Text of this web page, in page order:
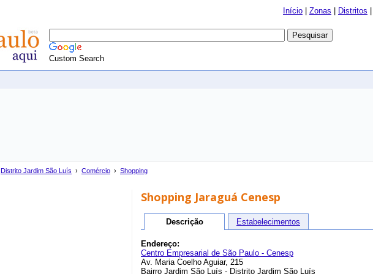
Início Zonas Distritos
Custom Search
Distrito Jardim São Luís › Comércio › Shopping
Shopping Jaraguá Cenesp
Descrição Estabelecimentos
Endereço:
Centro Empresarial de São Paulo - Cenesp
Av. Maria Coelho Aguiar, 215
Bairro Jardim São Luís - Distrito Jardim São Luís